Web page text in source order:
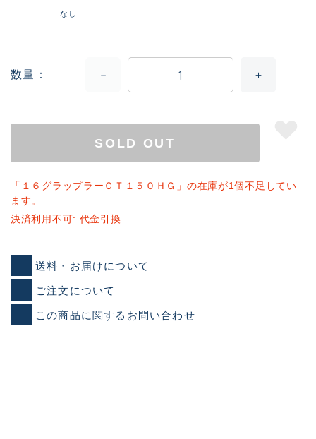
なし
数量
SOLD OUT
「１６グラップラーＣＴ１５０ＨＧ」の在庫が1個不足してい
ます。
決済利用不可: 代金引換
送料・お届けについて
ご注文について
この商品に関するお問い合わせ